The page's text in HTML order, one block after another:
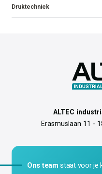
Druktechniek
ALTEC
Erasmuslaan 11 -
Ons team staat voor je